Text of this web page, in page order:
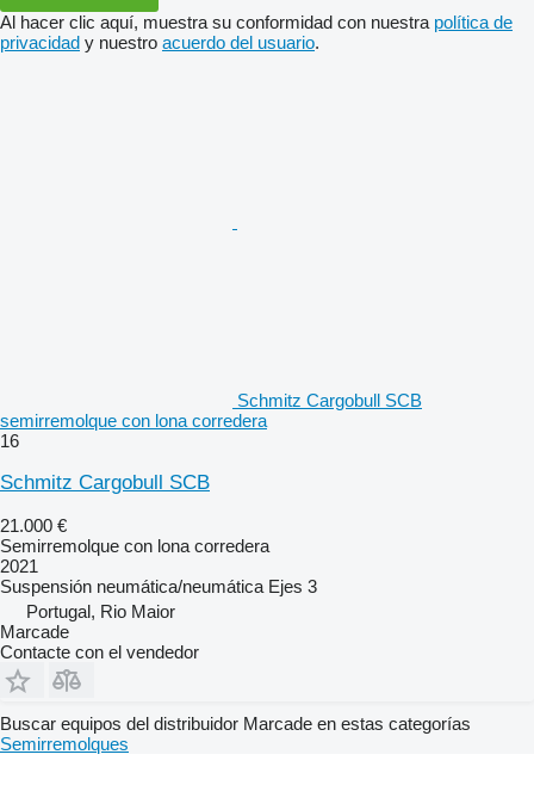
Al hacer clic aquí, muestra su conformidad con nuestra política de
privacidad y nuestro acuerdo del usuario.
Schmitz Cargobull SCB
semirremolque con lona corredera
16
Schmitz Cargobull SCB
21.000 €
Semirremolque con lona corredera
2021
Suspensión neumática/neumática Ejes 3
Portugal, Rio Maior
Marcade
Contacte con el vendedor
Buscar equipos del distribuidor Marcade en estas categorías
Semirremolques